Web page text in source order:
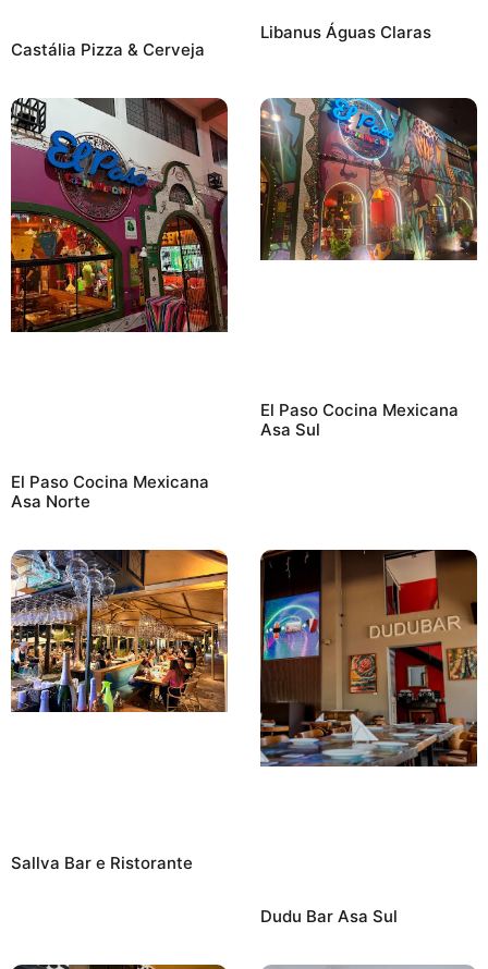
Castália Pizza & Cerveja
Libanus Águas Claras
El Paso Cocina Mexicana
Asa Norte
El Paso Cocina Mexicana
Asa Sul
Sallva Bar e Ristorante
Dudu Bar Asa Sul